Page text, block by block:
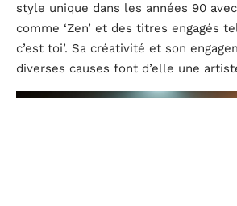
style unique dans les années 90
comme ‘Zen’ et des titres engagés
c’est toi’. Sa créativité et son
diverses causes font d’elle une